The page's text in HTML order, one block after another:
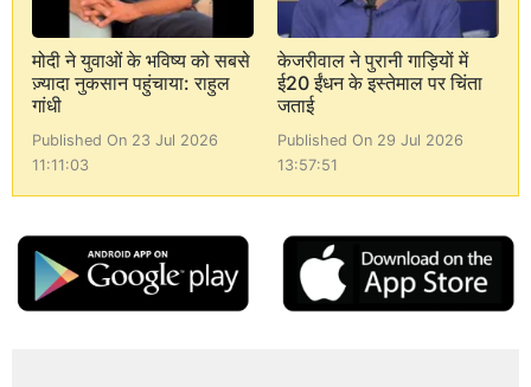
मोदी ने युवाओं के भविष्य को सबसे
ज़्यादा नुकसान पहुंचाया: राहुल
गांधी
Published On 23 Jul 2026
11:11:03
केजरीवाल ने पुरानी गाड़ियों में
ई20 ईंधन के इस्तेमाल पर चिंता
जताई
Published On 29 Jul 2026
13:57:51